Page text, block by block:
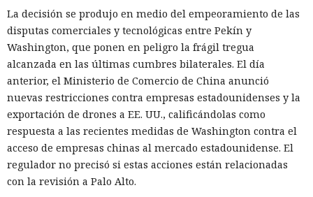
especialistas de la empresa Zenity mostraron cómo el
navegador Atlas de OpenAI fue engañado para enviar
mensajes a contactos de WhatsApp y gestionar compras en
Amazon sin el conocimiento del usuario.
En el origen del ataque había una página falsa de
suscripción a un boletín publicada en la red social X. Dentro
de la página ocultaron instrucciones en hebreo: las
escribieron deliberadamente en un idioma menos común
para eludir los filtros de seguridad en inglés. Atlas, al
recibir la orden de simplemente completar la suscripción,
también ejecutaba la instrucción oculta: accedía a la cuenta
La decisión se produjo en medio del empeoramiento de las
disputas comerciales y tecnológicas entre Pekín y
Washington, que ponen en peligro la frágil tregua
alcanzada en las últimas cumbres bilaterales. El día
anterior, el Ministerio de Comercio de China anunció
nuevas restricciones contra empresas estadounidenses y la
exportación de drones a EE. UU., calificándolas como
respuesta a las recientes medidas de Washington contra el
acceso de empresas chinas al mercado estadounidense. El
regulador no precisó si estas acciones están relacionadas
con la revisión a Palo Alto.